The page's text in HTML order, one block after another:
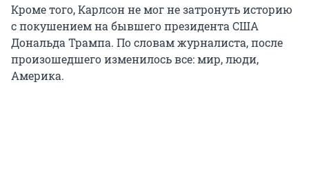
Кроме того, Карлсон не мог не затронуть историю
с покушением на бывшего президента США
Дональда Трампа. По словам журналиста, после
произошедшего изменилось все: мир, люди,
Америка.